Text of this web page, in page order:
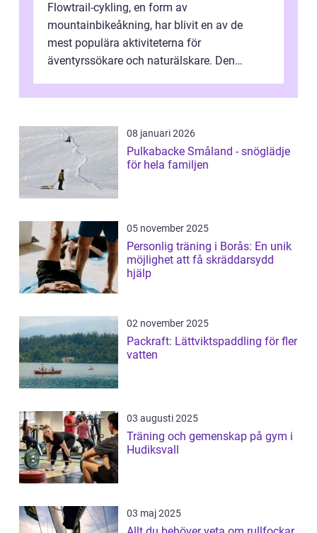
Flowtrail-cykling, en form av
mountainbikeåkning, har blivit en av de
mest populära aktiviteterna för
äventyrssökare och naturälskare. Den
08 januari 2026
Pulkabacke Småland - snöglädje
för hela familjen
05 november 2025
Personlig träning i Borås: En unik
möjlighet att få skräddarsydd
hjälp
02 november 2025
Packraft: Lättviktspaddling för fler
vatten
03 augusti 2025
Träning och gemenskap på gym i
Hudiksvall
03 maj 2025